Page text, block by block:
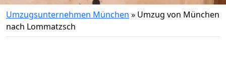
Umzugsunternehmen München » Umzug von München
nach Lommatzsch